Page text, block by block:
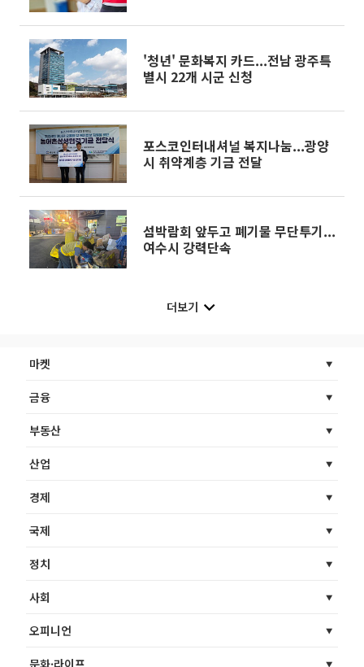
'청년' 문화복지 카드...전남 광주특
별시 22개 시군 신청
포스코인터내셔널 복지나눔...광양
시 취약계층 기금 전달
섬박람회 앞두고 폐기물 무단투기...
여수시 강력단속
더보기
마켓
금융
부동산
산업
경제
국제
정치
사회
오피니언
문화·라이프